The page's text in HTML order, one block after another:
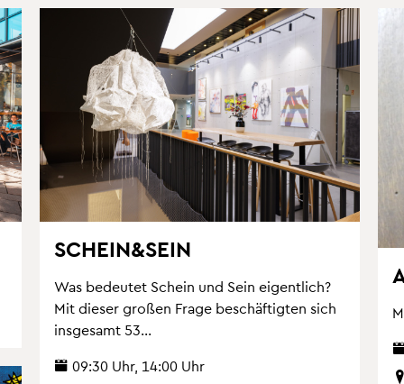
SCHEIN&SEIN
Was be­deu­tet Schein und Sein ei­gent­lich?
Mit die­ser gro­ßen Frage be­schäf­tig­ten sich
ins­ge­samt 53...
09:30 Uhr, 14:00 Uhr